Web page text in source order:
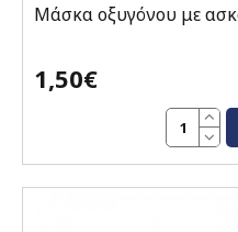
Μάσκα οξυγόνου με
1,50€